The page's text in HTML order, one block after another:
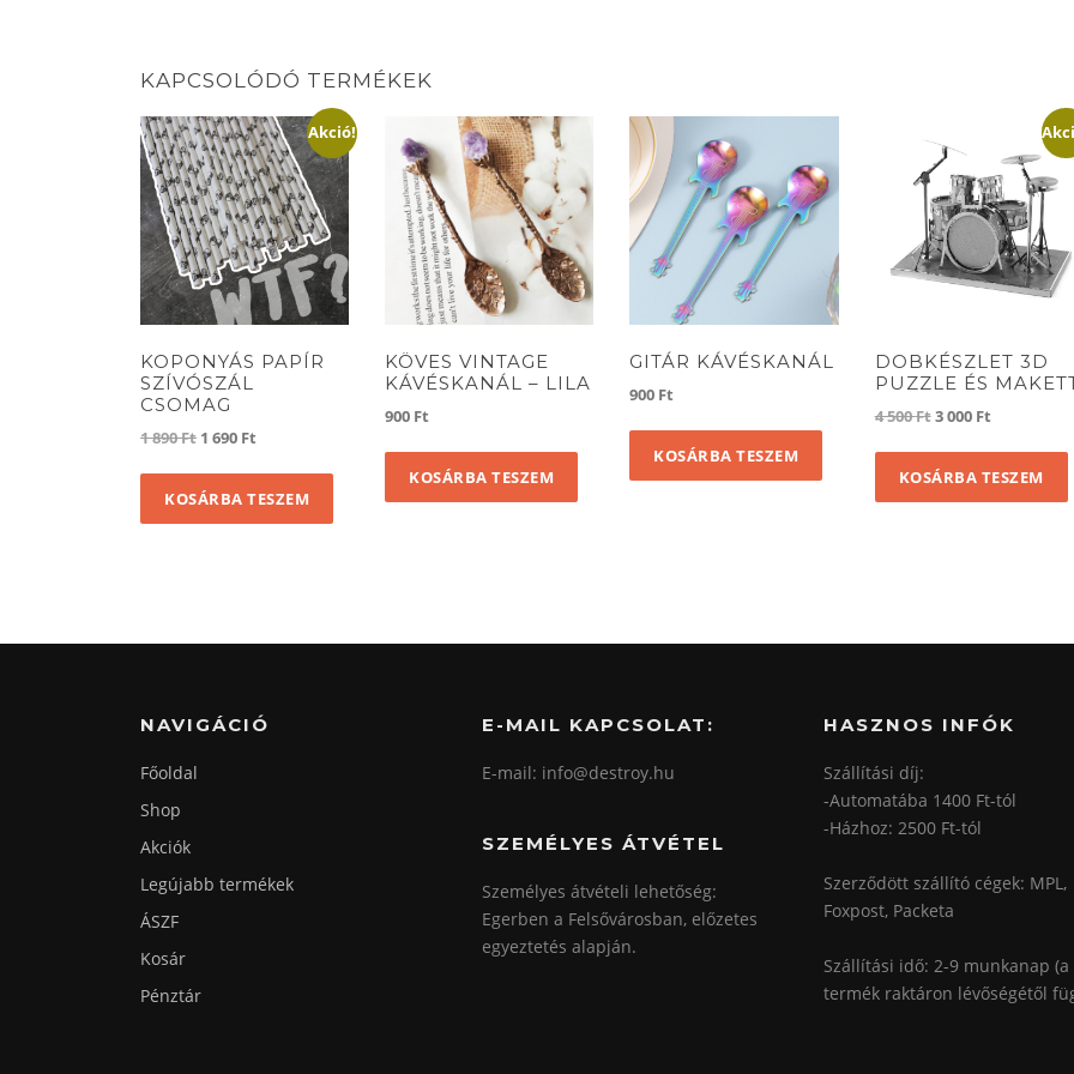
KAPCSOLÓDÓ TERMÉKEK
Akció!
KOPONYÁS PAPÍR
SZÍVÓSZÁL
CSOMAG
1 890Ft Original
was:
1
1 690 Ft
1
KOSÁRBA TESZEM
KÖVES VINTAGE
KÁVÉSKANÁL – LILA
900 Ft
KOSÁRBA TESZEM
GITÁR KÁVÉSKANÁL
900 Ft
KOSÁRBA TESZEM
DOBKÉSZLET 3D
PUZZLE ÉS
4 500FtOriginal
was:
4
3 000 FtCurrent
3
KOSÁRBA TESZEM
NAVIGÁCIÓ
Főoldal
Shop
Akciók
Legújabb termékek
ÁSZF
Kosár
Pénztár
E-MAIL KAPCSOLAT:
E-mail: info@destroy.hu
SZEMÉLYES ÁTVÉTEL
Személyes átvételi lehetőség:
Egerben a Felsővárosban, előzetes
egyeztetés alapján.
HASZNOS INFÓK
Szállítási díj:
-Automatába 1400 Ft-tól
-Házhoz: 2500 Ft-tól
Szerződött szállító cégek: MPL,
Foxpost, Packeta
Szállítási idő: 2-9 munkanap (a
termék raktáron lévőségétől